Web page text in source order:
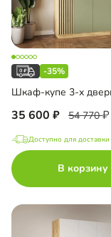
-35%
35 600 54 770
Доступно для доставки
В корзину